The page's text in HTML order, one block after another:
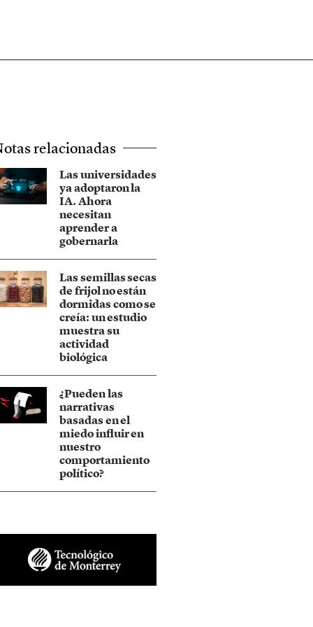
relacionadas
Las universidades
ya adoptaron la
IA. Ahora
necesitan
aprender a
gobernarla
Las semillas secas
de frijol no están
dormidas como se
creía: un estudio
muestra su
actividad
biológica
¿Pueden las
narrativas
basadas en el
miedo influir en
nuestro
comportamiento
político?